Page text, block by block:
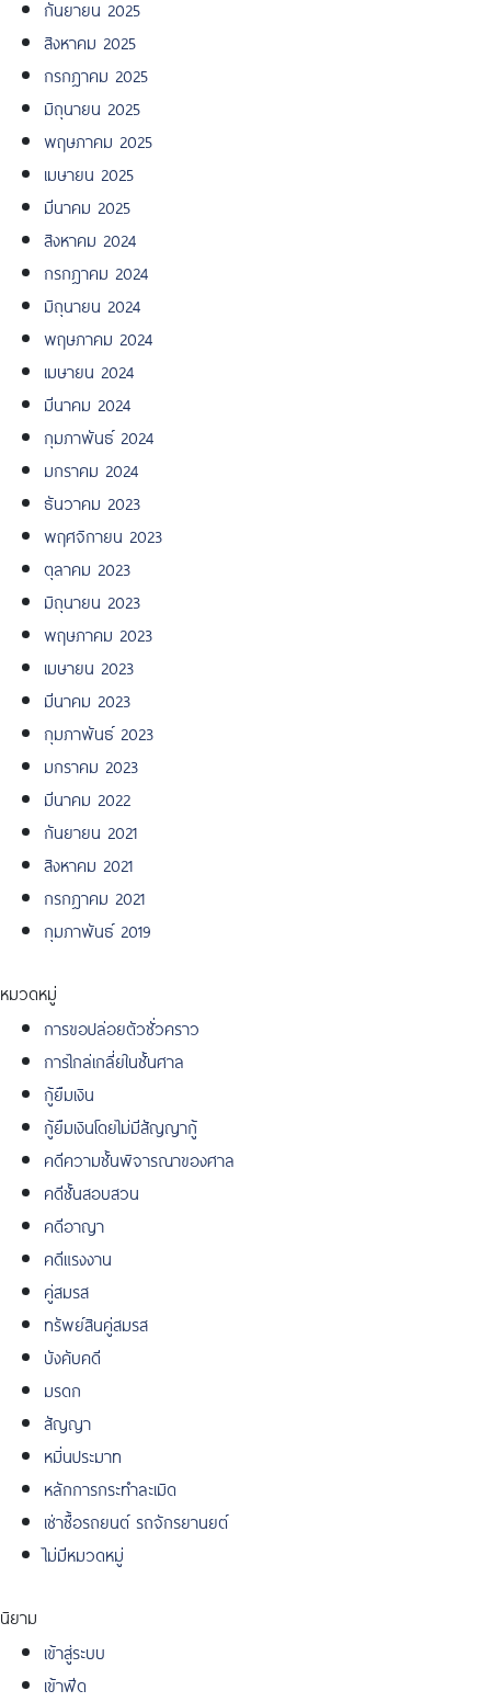
กันยายน 2025
สิงหาคม 2025
กรกฎาคม 2025
มิถุนายน 2025
พฤษภาคม 2025
เมษายน 2025
มีนาคม 2025
สิงหาคม 2024
กรกฎาคม 2024
มิถุนายน 2024
พฤษภาคม 2024
เมษายน 2024
มีนาคม 2024
กุมภาพันธ์ 2024
มกราคม 2024
ธันวาคม 2023
พฤศจิกายน 2023
ตุลาคม 2023
มิถุนายน 2023
พฤษภาคม 2023
เมษายน 2023
มีนาคม 2023
กุมภาพันธ์ 2023
มกราคม 2023
มีนาคม 2022
กันยายน 2021
สิงหาคม 2021
กรกฎาคม 2021
กุมภาพันธ์ 2019
หมวดหมู่
การขอปล่อยตัวชั่วคราว
การไกล่เกลี่ยในชั้นศาล
กู้ยืมเงิน
กู้ยืมเงินโดยไม่มีสัญญากู้
คดีความชั้นพิจารณาของศาล
คดีชั้นสอบสวน
คดีอาญา
คดีแรงงาน
คู่สมรส
ทรัพย์สินคู่สมรส
บังคับคดี
มรดก
สัญญา
หมิ่นประมาท
หลักการกระทำละเมิด
เช่าซื้อรถยนต์ รถจักรยานยต์
ไม่มีหมวดหมู่
นิยาม
เข้าสู่ระบบ
เข้าฟีด